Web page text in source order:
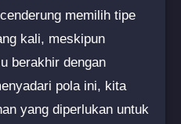
memilih tipe
kali, meskipun
berakhir dengan
pola ini, kita
yang diperlukan untuk